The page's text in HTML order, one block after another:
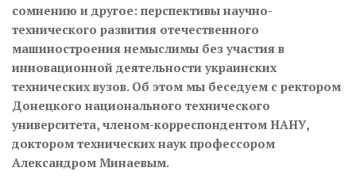
сомнению и другое: перспективы научно-
технического развития отечественного
машиностроения немыслимы без участия в
инновационной деятельности украинских
технических вузов. Об этом мы беседуем с ректором
Донецкого национального технического
университета, членом-кор­­респондентом НАНУ,
доктором технических наук профессором
Александром Минаевым.